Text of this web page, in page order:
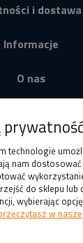
i dostawa
Informacje
O nas
prywatność
technologie
nam
do sklepu lub
wybierając
w